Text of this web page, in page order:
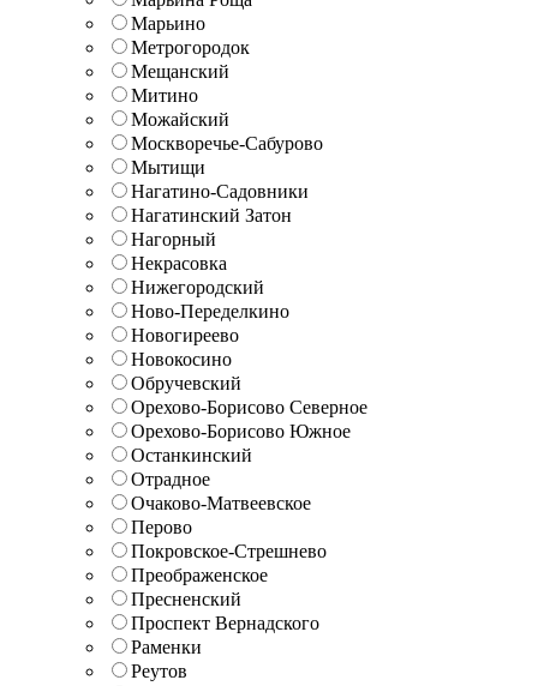
Марьино
Метрогородок
Мещанский
Митино
Можайский
Москворечье-Сабурово
Мытищи
Нагатино-Садовники
Нагатинский Затон
Нагорный
Некрасовка
Нижегородский
Ново-Переделкино
Новогиреево
Новокосино
Обручевский
Орехово-Борисово Северное
Орехово-Борисово Южное
Останкинский
Отрадное
Очаково-Матвеевское
Перово
Покровское-Стрешнево
Преображенское
Пресненский
Проспект Вернадского
Раменки
Реутов